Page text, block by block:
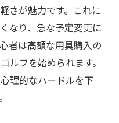
ドアゴルフスクール
ドアゴルフスクール
フスクール情報
さが魅力です。これに
なり、急な予定変更に
者は高額な用具購入の
ルフを始められます。
理的なハードルを下